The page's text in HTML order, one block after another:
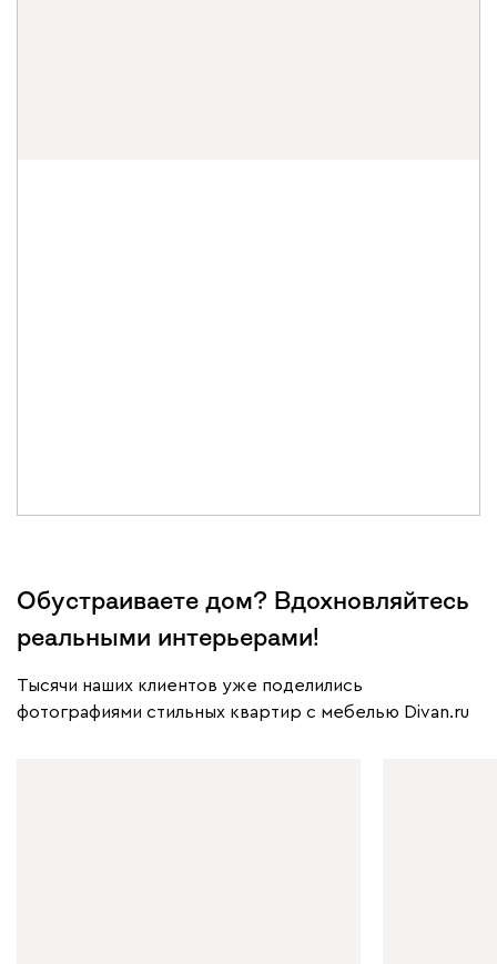
Обустраиваете дом? Вдохновляйтесь
реальными интерьерами!
Тысячи наших клиентов уже поделились
фотографиями стильных квартир с мебелью Divan.ru